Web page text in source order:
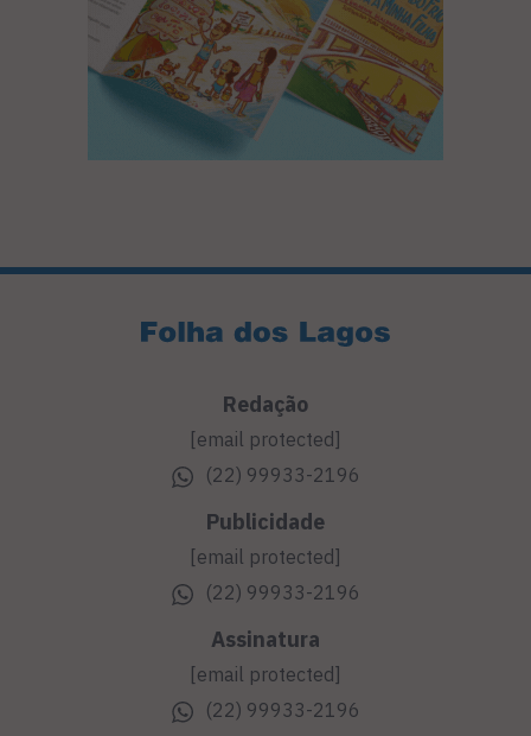
Redação
[email protected]
(22) 99933-2196
Publicidade
[email protected]
(22) 99933-2196
Assinatura
[email protected]
(22) 99933-2196